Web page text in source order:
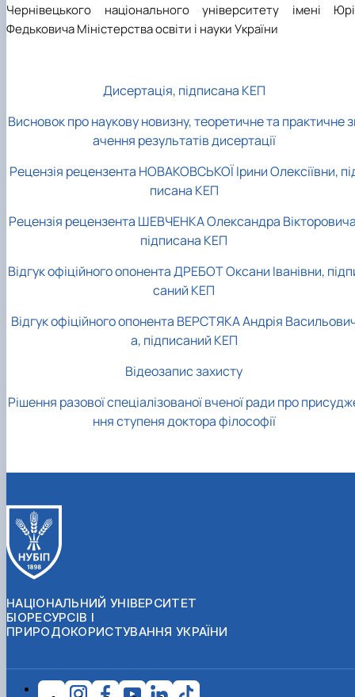
Чернівецького національного університету імені
Федьковича Міністерства освіти і науки України
Дисертація, підписана КЕП
Висновок про наукову новизну, теоретичне та практичне
ачення результатів дисертації
Рецензія рецензента НОВАКОВСЬКОЇ Ірини Олексіївни,
писана КЕП
Рецензія рецензента ШЕВЧЕНКА Олександра
підписана КЕП
Відгук офіційного опонента ДРЕБОТ Оксани Іванівни,
саний КЕП
Відгук офіційного опонента ВЕРСТЯКА Андрія
а, підписаний КЕП
Відеозапис захисту
Рішення разової спеціалізованої вченої ради про
ння ступеня доктора філософії
НАЦІОНАЛЬНИЙ УНІВЕРСИТЕТ
БІОРЕСУРСІВ І
ПРИРОДОКОРИСТУВАННЯ УКРАЇНИ